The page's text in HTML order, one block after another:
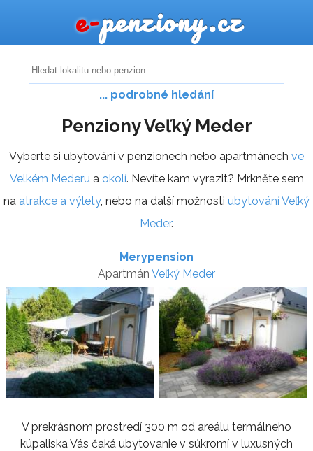
e-penziony.cz
... podrobné hledání
Penziony Veľký Meder
Vyberte si ubytování v penzionech nebo apartmánech ve
Velkém Mederu a okolí. Nevíte kam vyrazit? Mrkněte sem
na atrakce a výlety, nebo na další možnosti ubytování Veľký
Meder.
Merypension
Apartmán Veľký Meder
V prekrásnom prostredí 300 m od areálu termálneho
kúpaliska Vás čaká ubytovanie v súkromí v luxusných